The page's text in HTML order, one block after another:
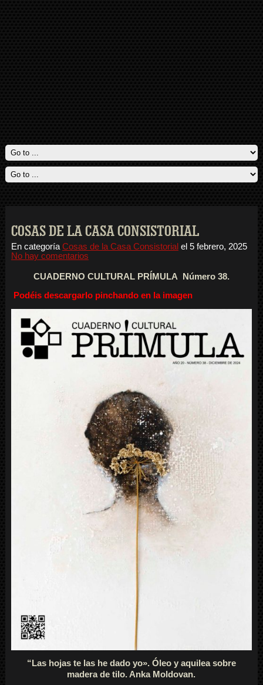
COSAS DE LA CASA CONSISTORIAL
En categoría Cosas de la Casa Consistorial el 5 febrero, 2025
No hay comentarios
CUADERNO CULTURAL PRÍMULA Número 38.
Podéis descargarlo pinchando en la imagen
“Las hojas te las he dado yo». Óleo y aquilea sobre
madera de tilo. Anka Moldovan.